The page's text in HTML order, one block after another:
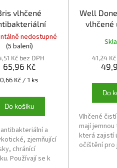
vlhčené
100 ksBris
ubrousky
nedostupné
(5 balení)
Kč bez DPH
65,96 Kč
Měrná
0,66 Kč / 1 ks
Do košíku
a
zjemňující
chránící
Používají se k
Well
vlhčené
41,24
Do
Vlhčené
mají
která zajistí
očištění pro